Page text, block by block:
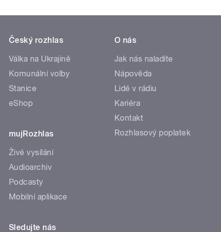
Český rozhlas
Válka na Ukrajině
Komunální volby
Stanice
eShop
mujRozhlas
Živé vysílání
Audioarchiv
Podcasty
Mobilní aplikace
O nás
Jak nás naladíte
Nápověda
Lidé v rádiu
Kariéra
Kontakt
Rozhlasový poplatek
Sledujte nás